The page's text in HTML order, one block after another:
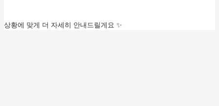
상황에 맞게 더 자세히 안내드릴게요 ✨